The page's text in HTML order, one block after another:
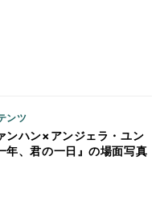
ンツ
ンハン×アンジェラ・ユン
年、君の一日』の場面写真